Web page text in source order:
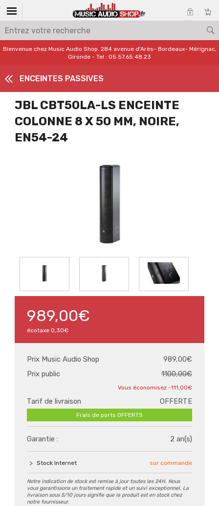
Bienvenue chez Music Audio Shop. 284 avenue d'Arès- Bordeaux- Mérignac,
Gironde - Tel : 05.57.65.48.23
ENCEINTES PASSIVES
JBL CBT50LA-LS ENCEINTE
COLONNE 8 X 50 MM, NOIRE,
EN54-24
989,00€
écotaxe 0,30€
Prix Music Audio Shop
989,00€
Prix public
1100,00€
-111,00€
Tarif de livraison OFFERTE
Frais de ports OFFERTS
Garantie : 2 an(s)
Stock Internet sur commande
Notre indication de stock est remise à jour toutes les 24H. Nous
vous garantissons un traitement rapide et un suivi exceptionnel. La
livraison sous 5/10 jours signifie que le produit est en stock chez
notre fournisseur.